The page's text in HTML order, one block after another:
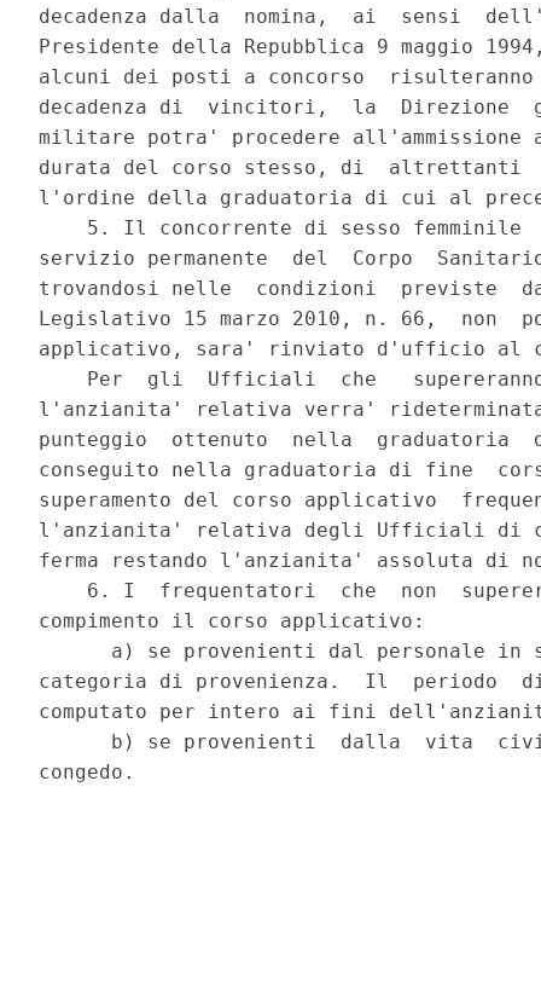
decadenza dalla  nomina,  ai  sensi
Presidente della Repubblica 9 maggio
alcuni dei posti a concorso
decadenza di  vincitori,  la  Direzione
militare potra' procedere
durata del corso stesso, di  altrettanti
l'ordine della graduatoria di cui al
5. Il concorrente di sesso femminile
servizio permanente  del  Corpo
trovandosi nelle  condizioni  previste
Legislativo 15 marzo 2010, n. 66,  non
applicativo, sara' rinviato d'ufficio al
Per  gli  Ufficiali  che
l'anzianita' relativa verra'
punteggio  ottenuto  nella  graduatoria
conseguito nella graduatoria di fine
superamento del corso applicativo
l'anzianita' relativa degli Ufficiali di
ferma restando l'anzianita' assoluta di
6. I  frequentatori  che  non
compimento il corso applicativo:
a) se provenienti dal personale in
categoria di provenienza.  Il  periodo
computato per intero ai fini
b) se provenienti  dalla  vita